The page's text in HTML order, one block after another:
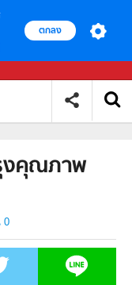
ตกลง
งคุณภาพ
0